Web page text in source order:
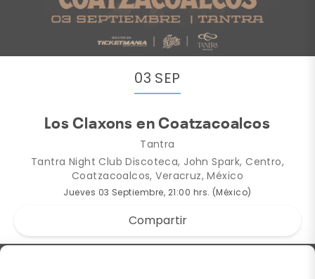
03 SEP
Los Claxons en Coatzacoalcos
Tantra
Tantra Night Club Discoteca, John Spark, Centro,
Coatzacoalcos, Veracruz, México
Jueves 03 Septiembre, 21:00 hrs. (México)
Compartir